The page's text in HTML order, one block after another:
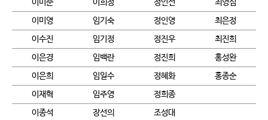
이미순 이희정 정인선
최영심
이미영
임기숙 정인영
최은정
이수진
임기정 정진우
최진희
이은경
임백란 정진희
홍성완
이은희
임일수 정혜화
홍종순
이재혁
임주영
정희종
이종석
장선의
조성대